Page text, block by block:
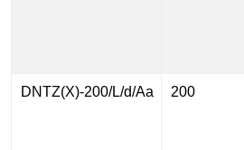
DNTZ(X)-200/L/d/Aa 200